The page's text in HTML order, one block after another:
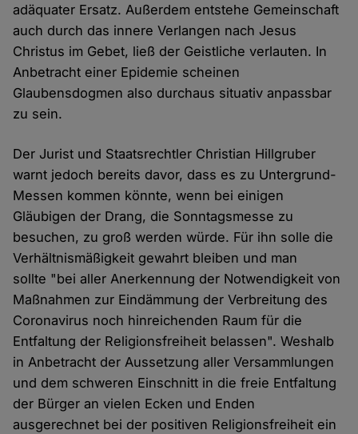
adäquater Ersatz. Außerdem entstehe Gemeinschaft
auch durch das innere Verlangen nach Jesus
Christus im Gebet, ließ der Geistliche verlauten. In
Anbetracht einer Epidemie scheinen
Glaubensdogmen also durchaus situativ anpassbar
zu sein.
Der Jurist und Staatsrechtler Christian Hillgruber
warnt jedoch bereits davor, dass es zu Untergrund-
Messen kommen könnte, wenn bei einigen
Gläubigen der Drang, die Sonntagsmesse zu
besuchen, zu groß werden würde. Für ihn solle die
Verhältnismäßigkeit gewahrt bleiben und man
sollte "bei aller Anerkennung der Notwendigkeit von
Maßnahmen zur Eindämmung der Verbreitung des
Coronavirus noch hinreichenden Raum für die
Entfaltung der Religionsfreiheit belassen". Weshalb
in Anbetracht der Aussetzung aller Versammlungen
und dem schweren Einschnitt in die freie Entfaltung
der Bürger an vielen Ecken und Enden
ausgerechnet bei der positiven Religionsfreiheit ein